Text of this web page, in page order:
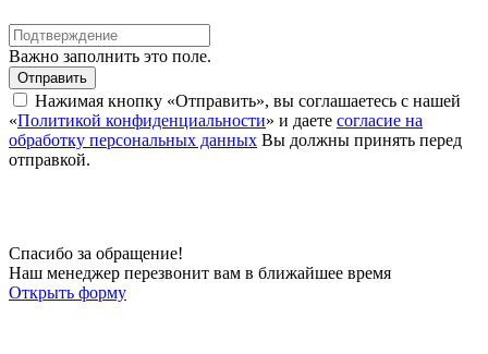
Важно заполнить это поле.
Отправить
Нажимая кнопку «Отправить», вы соглашаетесь с нашей
«Политикой конфиденциальности» и даете согласие на
обработку персональных данных Вы должны принять перед
отправкой.
Спасибо за обращение!
Наш менеджер перезвонит вам в ближайшее время
Открыть форму